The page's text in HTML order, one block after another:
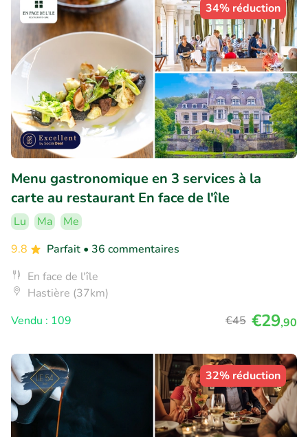
34% réduction
Menu gastronomique en 3 services à la
carte au restaurant En face de l'île
Lu Ma
Me
9.8
Parfait • 36 commentaires
En face de l'île
Hastière (37km)
Vendu : 109
€45 €29,90
32% réduction